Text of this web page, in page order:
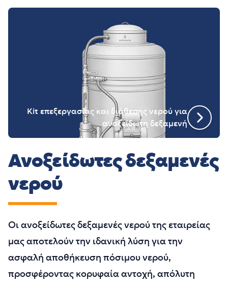
Kit επεξεργασίας και διάθεσης νερού για
ανοξείδωτη δεξαμενή
Ανοξείδωτες δεξαμενές
νερού
Οι ανοξείδωτες δεξαμενές νερού της εταιρείας
μας αποτελούν την ιδανική λύση για την
ασφαλή αποθήκευση πόσιμου νερού,
προσφέροντας κορυφαία αντοχή, απόλυτη